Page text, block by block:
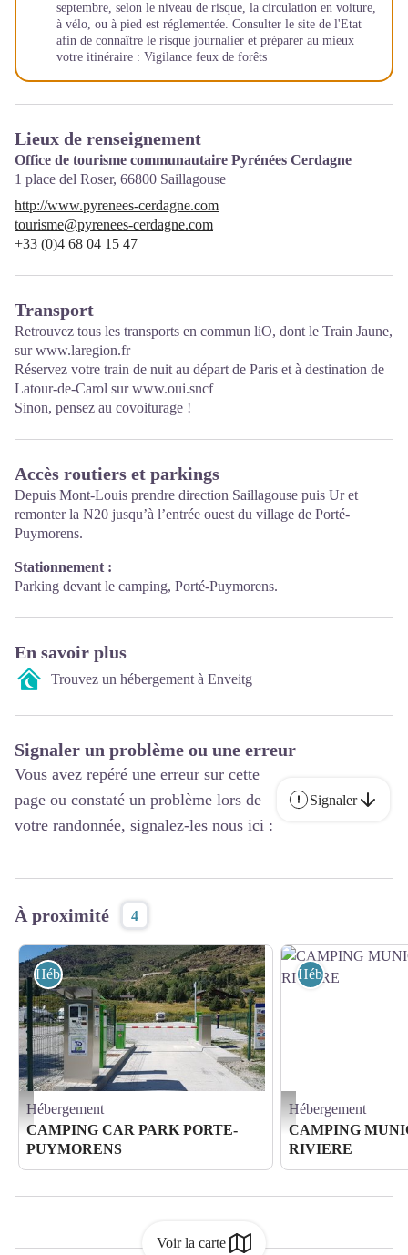
Voir la carte
septembre, selon le niveau de risque, la circulation en voiture,
à vélo, ou à pied est réglementée. Consulter le site de l'Etat
afin de connaître le risque journalier et préparer au mieux
votre itinéraire : Vigilance feux de forêts
Lieux de renseignement
Office de tourisme communautaire Pyrénées Cerdagne
1 place del Roser, 66800 Saillagouse
http://www.pyrenees-cerdagne.com
tourisme@pyrenees-cerdagne.com
+33 (0)4 68 04 15 47
Transport
Retrouvez tous les transports en commun liO, dont le Train Jaune,
surwww.laregion.fr
Réservez votre train de nuit au départ de Paris et à destination de
Latour-de-Carol surwww.oui.sncf
Sinon, pensez au covoiturage !
Accès routiers et parkings
Depuis Mont-Louis prendre direction Saillagouse puis Ur et
remonter la N20 jusqu’à l’entrée ouest du village de Porté-
Puymorens.
Stationnement :
Parking devant le camping, Porté-Puymorens.
En savoir plus
Trouvez un hébergement à Enveitg
Signaler un problème ou une erreur
Vous avez repéré une erreur sur cette
page ou constaté un problème lors de
votre randonnée, signalez-les nous ici :
Signaler
À proximité 4
66-porté-puymorens-aire-camping-car-park-2-1 - Camping Car Park
Hébergement
Hébergement
CAMPING CAR PARK PORTE-
PUYMORENS
CAMPING MUNICIPAL
Hébergement
Hébergement
CAMPING
RIVIERE